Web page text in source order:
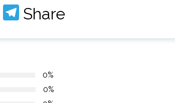
Messenger
Telegram
Share
0%
0%